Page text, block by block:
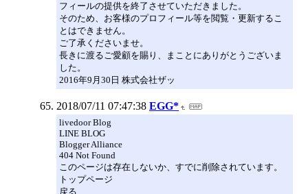
フィールの提供を終了させていただきました。
そのため、お客様のプロフィール等を閲覧・更新するこ
とはできません。
ご了承くださいませ。
長きに渡るご愛顧を賜り、まことにありがとうございま
した。
2016年9月30日 株式会社ザッ
2018/07/11 07:47:38 EGG*
livedoor Blog
LINE BLOG
Blogger Alliance
404 Not Found
このページは存在しないか、すでに削除されています。
トップページ
戻る